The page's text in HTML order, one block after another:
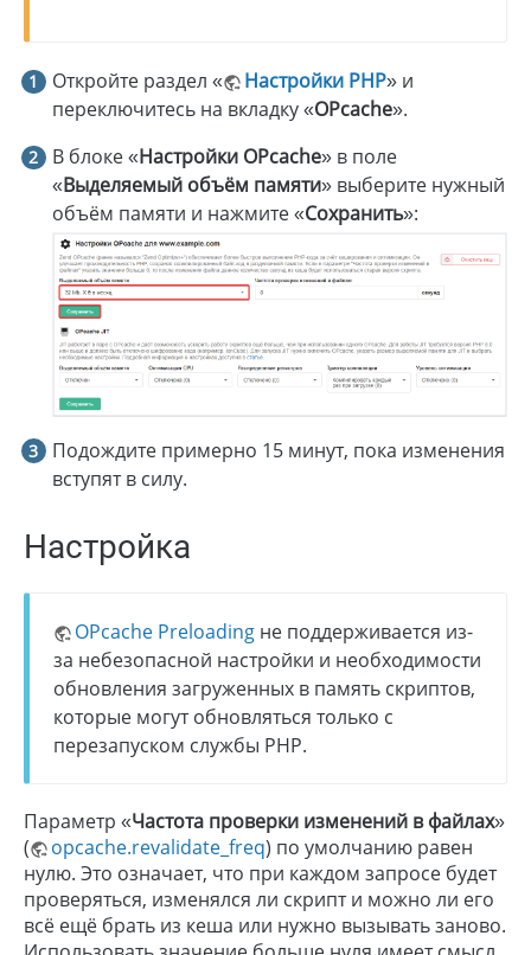
Откройте раздел « Настройки PHP» и
переключитесь на вкладку «OPcache».
В блоке «Настройки OPcache» в поле
«Выделяемый объём памяти» выберите нужный
объём памяти и нажмите «Сохранить»:
Подождите примерно 15 минут, пока изменения
вступят в силу.
Настройка
OPcache Preloading не поддерживается из-
за небезопасной настройки и необходимости
обновления загруженных в память скриптов,
которые могут обновляться только с
перезапуском службы PHP.
Параметр «Частота проверки изменений в файлах»
(
opcache.revalidate_freq) по умолчанию равен
нулю. Это означает, что при каждом запросе будет
проверяться, изменялся ли скрипт и можно ли его
всё ещё брать из кеша или нужно вызывать заново.